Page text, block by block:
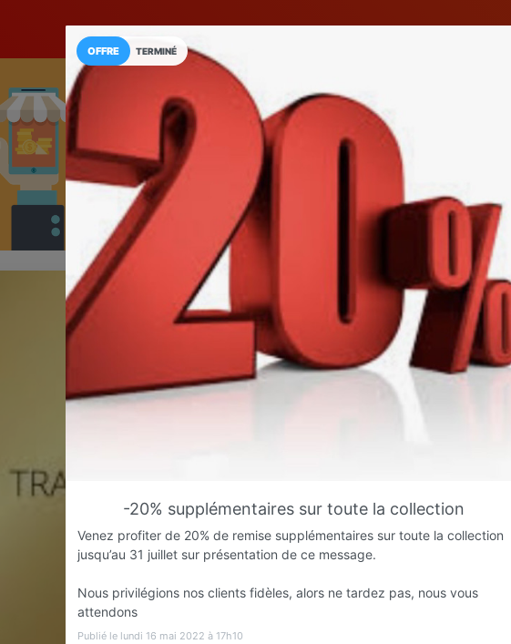
Installez l'App LaCarte
Téléchargez gratuitement l'app LaCarte
commerces favoris et ne rien rater !
Télécharger
Golden Trading
Magasin de costumes
Las Palmas de Gran Canaria
Ouvre dès 09:00
TERMINÉ
OFFRE
-20% supplémentaires sur toute la collection
Venez profiter de 20% de remise supplémentaires sur toute la collection
jusqu’au 31 juillet sur présentation de ce message.
Nous privilégions nos clients fidèles, alors ne tardez pas, nous vous
attendons
Publié le lundi 16 mai 2022 à 17h10